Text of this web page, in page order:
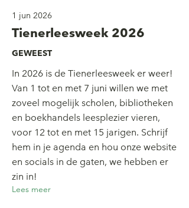
1 jun 2026
Tienerleesweek 2026
GEWEEST
In 2026 is de Tienerleesweek er weer!
Van 1 tot en met 7 juni willen we met
zoveel mogelijk scholen, bibliotheken
en boekhandels leesplezier vieren,
voor 12 tot en met 15 jarigen. Schrijf
hem in je agenda en hou onze website
en socials in de gaten, we hebben er
zin in!
Lees meer